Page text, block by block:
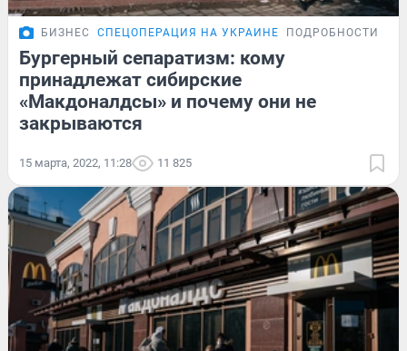
БИЗНЕС СПЕЦОПЕРАЦИЯ НА УКРАИНЕ ПОДРОБНОСТИ
Бургерный сепаратизм: кому
принадлежат сибирские
«Макдоналдсы» и почему они не
закрываются
15 марта, 2022, 11:28 11 825